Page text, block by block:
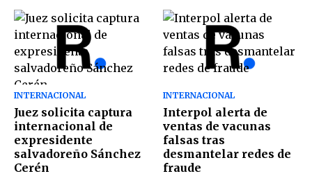
INTERNACIONAL
Juez solicita captura
internacional de
expresidente
salvadoreño Sánchez
Cerén
INTERNACIONAL
Interpol alerta de
ventas de vacunas
falsas tras
desmantelar redes de
fraude